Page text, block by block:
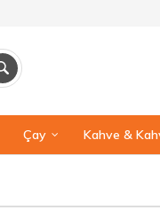
Çay Kahve &